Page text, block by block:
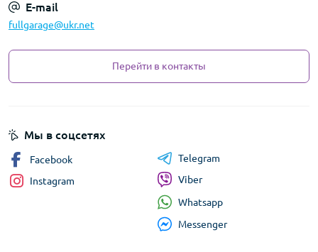
E-mail
fullgarage@ukr.net
Перейти в контакты
Мы в соцсетях
Facebook
Instagram
Telegram
Viber
Whatsapp
Messenger